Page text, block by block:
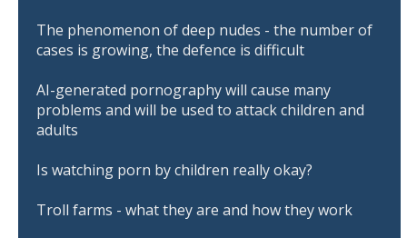
The phenomenon of deep nudes - the number of
cases is growing, the defence is difficult
AI-generated pornography will cause many
problems and will be used to attack children and
adults
Is watching porn by children really okay?
Troll farms - what they are and how they work